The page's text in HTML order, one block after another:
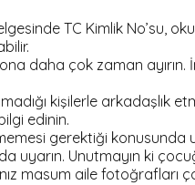
TC Kimlik No’su,
daha çok zaman ayırın.
kişilerle arkadaşlık
edinin.
gerektiği konusunda
uyarın. Unutmayın ki
masum aile fotoğrafları